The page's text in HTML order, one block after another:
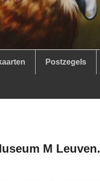
Postzegels
M Leuven.